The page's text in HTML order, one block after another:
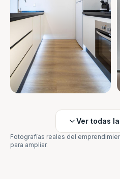
Ver todas
Fotografías reales del
para ampliar.